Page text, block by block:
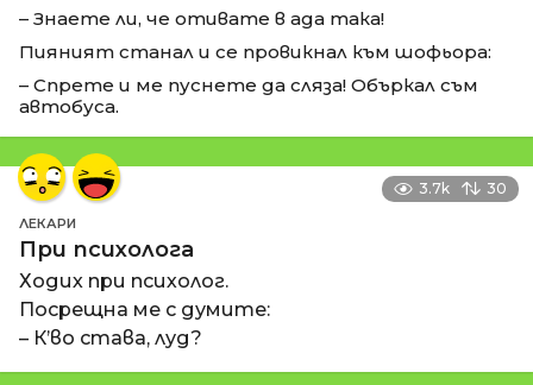
– Знаете ли, че отивате в ада така!
Пияният станал и се провикнал към шофьора:
– Спрете и ме пуснете да сляза! Объркал съм
автобуса.
3.7k 30
ЛЕКАРИ
При психолога
Ходих при психолог.
Посрещна ме с думите:
– К’во става, луд?